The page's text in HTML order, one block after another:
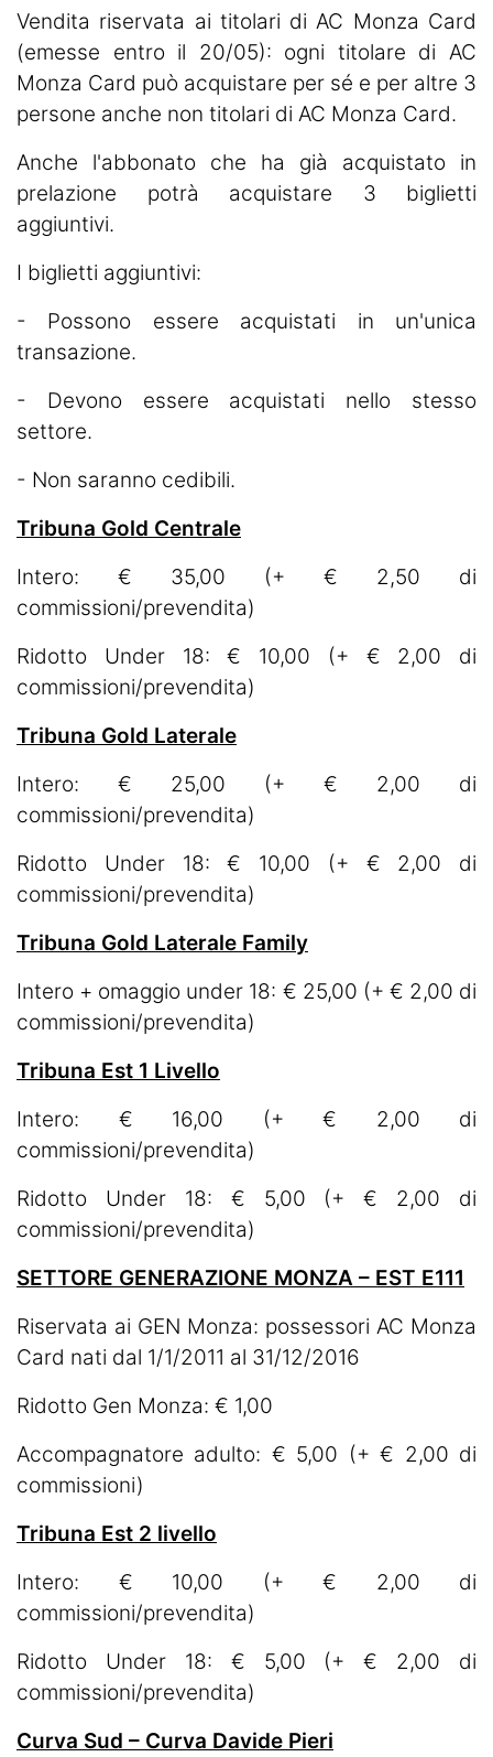
Vendita riservata ai titolari di AC Monza Card
(emesse entro il 20/05): ogni titolare di AC
Monza Card può acquistare per sé e per altre 3
persone anche non titolari di AC Monza Card.
Anche l'abbonato che ha già acquistato in
prelazione potrà acquistare 3 biglietti
aggiuntivi.
I biglietti aggiuntivi:
- Possono essere acquistati in un'unica
transazione.
- Devono essere acquistati nello stesso
settore.
- Non saranno cedibili.
Tribuna Gold Centrale
Intero: € 35,00 (+ € 2,50 di
commissioni/prevendita)
Ridotto Under 18: € 10,00 (+ € 2,00 di
commissioni/prevendita)
Tribuna Gold Laterale
Intero: € 25,00 (+ € 2,00 di
commissioni/prevendita)
Ridotto Under 18: € 10,00 (+ € 2,00 di
commissioni/prevendita)
Tribuna Gold Laterale Family
Intero + omaggio under 18: € 25,00 (+ € 2,00 di
commissioni/prevendita)
Tribuna Est 1 Livello
Intero: € 16,00 (+ € 2,00 di
commissioni/prevendita)
Ridotto Under 18: € 5,00 (+ € 2,00 di
commissioni/prevendita)
SETTORE GENERAZIONE MONZA – EST E111
Riservata ai GEN Monza: possessori AC Monza
Card nati dal 1/1/2011 al 31/12/2016
Ridotto Gen Monza: € 1,00
Accompagnatore adulto: € 5,00 (+ € 2,00 di
commissioni)
Tribuna Est 2 livello
Intero: € 10,00 (+ € 2,00 di
commissioni/prevendita)
Ridotto Under 18: € 5,00 (+ € 2,00 di
commissioni/prevendita)
Curva Sud – Curva Davide Pieri